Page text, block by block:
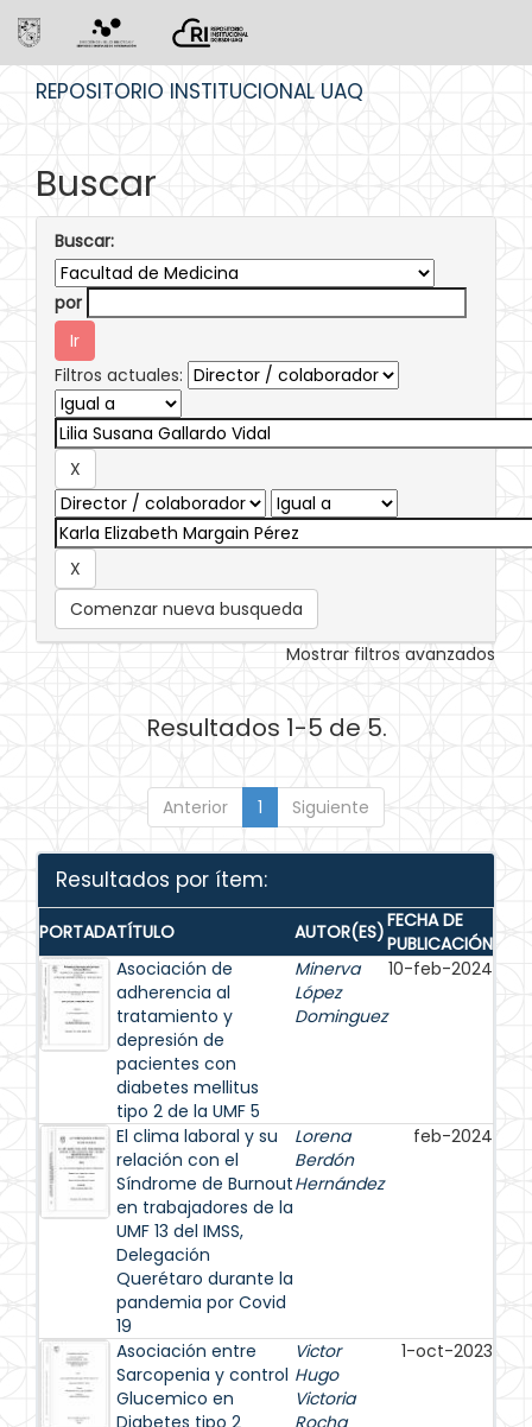
REPOSITORIO INSTITUCIONAL UAQ
Buscar
Buscar:
por
Filtros actuales:
Comenzar nueva busqueda
Mostrar filtros avanzados
Resultados 1-5 de 5.
Anterior 1 Siguiente
Resultados por ítem:
PORTADATÍTULO AUTOR(ES)FECHA DE
PUBLICACIÓN
Asociación de
adherencia al
tratamiento y
depresión de
pacientes con
diabetes mellitus
tipo 2 de la UMF 5
Minerva
López
Dominguez
10-feb-2024
El clima laboral y su
relación con el
Síndrome de Burnout
en trabajadores de la
UMF 13 del IMSS,
Delegación
Querétaro durante la
pandemia por Covid
19
Lorena
Berdón
Hernández
feb-2024
Asociación entre
Sarcopenia y control
Glucemico en
Diabetes tipo 2
Victor
Hugo
Victoria
Rocha
1-oct-2023